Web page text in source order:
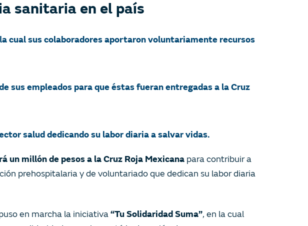
sanitaria en el país
cual sus colaboradores aportaron voluntariamente recursos
sus empleados para que éstas fueran entregadas a la Cruz
salud dedicando su labor diaria a salvar vidas.
un millón de pesos a la Cruz Roja Mexicana para contribuir a
prehospitalaria y de voluntariado que dedican su labor diaria
en marcha la iniciativa “Tu Solidaridad Suma”, en la cual